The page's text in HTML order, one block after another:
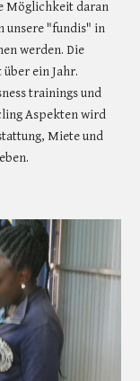
Möglichkeit daran
unsere "fundis" in
werden. Die
ein Jahr.
trainings und
Aspekten wird
Miete und